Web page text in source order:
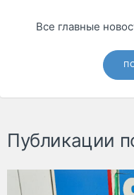
Все главные
Публикации